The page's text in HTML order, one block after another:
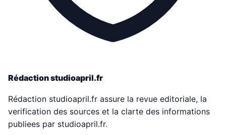
Rédaction studioapril.fr
Rédaction studioapril.fr assure la revue editoriale, la
verification des sources et la clarte des informations
publiees par studioapril.fr.